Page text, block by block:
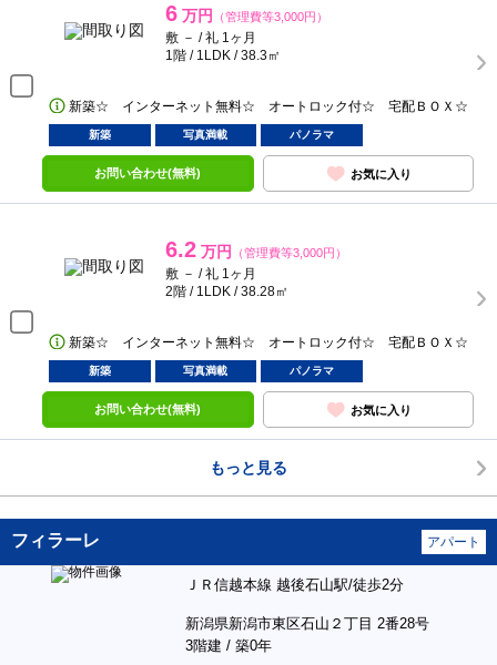
6 万円 （管理費等3,000円）
敷 － / 礼 1ヶ月
1階 / 1LDK / 38.3㎡
新築☆ インターネット無料☆ オートロック付☆ 宅配ＢＯＸ☆
新築 写真満載 パノラマ
お問い合わせ(無料) お気に入り
6.2 万円 （管理費等3,000円）
敷 － / 礼 1ヶ月
2階 / 1LDK / 38.28㎡
新築☆ インターネット無料☆ オートロック付☆ 宅配ＢＯＸ☆
新築 写真満載 パノラマ
お問い合わせ(無料) お気に入り
もっと見る
フィラーレ アパート
ＪＲ信越本線 越後石山駅/徒歩2分
新潟県新潟市東区石山２丁目 2番28号
3階建 / 築0年